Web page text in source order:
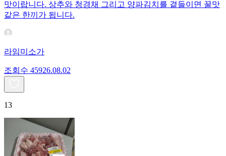
맛이랍니다. 상추와 청경채 그리고 양파김치를 곁들이면 꿀맛
같은 한끼가 됩니다.
라임미소가
조회수 45926.08.02
13